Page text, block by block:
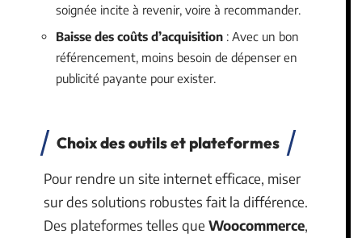
soignée incite à revenir, voire à recommander.
Baisse des coûts d’acquisition : Avec un bon
référencement, moins besoin de dépenser en
publicité payante pour exister.
Choix des outils et plateformes
Pour rendre un site internet efficace, miser
sur des solutions robustes fait la différence.
Des plateformes telles que Woocommerce,